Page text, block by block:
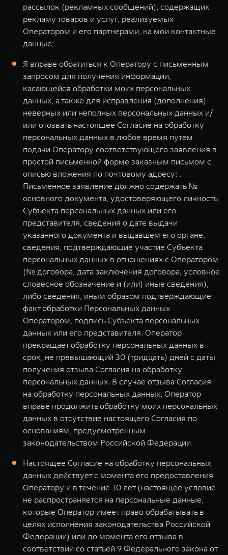
рассылок (рекламных сообщений), содержащих
рекламу товаров и услуг, реализуемых
Оператором и его партнерами, на мои контактные
данные;
Я вправе обратиться к Оператору с письменным
запросом для получения информации,
касающейся обработки моих персональных
данных, а также для исправления (дополнения)
неверных или неполных персональных данных и/
или отозвать настоящее Согласие на обработку
персональных данных в любое время путем
подачи Оператору соответствующего заявления в
простой письменной форме заказным письмом с
описью вложения по почтовому адресу: .
Письменное заявление должно содержать №
основного документа, удостоверяющего личность
Субъекта персональных данных или его
представителя, сведения о дате выдачи
указанного документа и выдавшем его органе,
сведения, подтверждающие участие Субъекта
персональных данных в отношениях с Оператором
(№ договора, дата заключения договора, условное
словесное обозначение и (или) иные сведения),
либо сведения, иным образом подтверждающие
факт обработки Персональных данных
Оператором, подпись Субъекта персональных
данных или его представителя. Оператор
прекращает обработку персональных данных в
срок, не превышающий 30 (тридцать) дней с даты
получения отзыва Согласия на обработку
персональных данных. В случае отзыва Согласия
на обработку персональных данных, Оператор
вправе продолжить обработку моих персональных
данных в отсутствие настоящего Согласия по
основаниям, предусмотренным
законодательством Российской Федерации.
Настоящее Согласие на обработку персональных
данных действует с момента его предоставления
Оператору и в течение 10 лет (настоящее условие
не распространяется на персональные данные,
которые Оператор имеет право обрабатывать в
целях исполнения законодательства Российской
Федерации) или до момента его отзыва в
соответствии со статьей 9 Федерального закона от